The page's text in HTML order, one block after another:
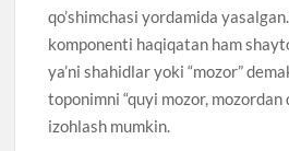
qo’shimchasi yordamida
komponenti haqiqatan ham
ya’ni shahidlar yoki “mozor”
toponimni “quyi mozor, mozordan
izohlash mumkin.